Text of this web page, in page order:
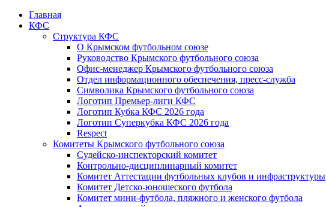
Главная
КФС
Структура КФС
О Крымском футбольном союзе
Руководство Крымского футбольного союза
Офис-менеджер Крымского футбольного союза
Отдел информационного обеспечения, пресс-служба
Символика Крымского футбольного союза
Логотип Премьер-лиги КФС
Логотип Кубка КФС 2026 года
Логотип Суперкубка КФС 2026 года
Respect
Комитеты Крымского футбольного союза
Судейско-инспекторский комитет
Контрольно-дисциплинарный комитет
Комитет Аттестации футбольных клубов и инфраструктуры
Комитет Детско-юношеского футбола
Комитет мини-футбола, пляжного и женского футбола